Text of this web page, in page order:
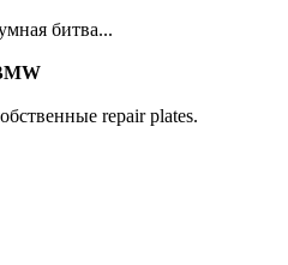
битва...
repair plates.